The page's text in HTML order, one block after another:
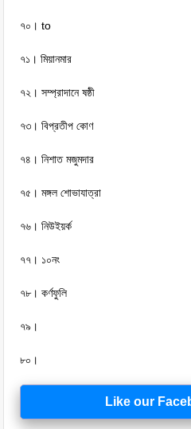
৭০। to
৭১। মিয়ানমার
৭২। সম্প্রাদানে ষষ্ঠী
৭৩। বিপ্রতীপ কোণ
৭৪। নিশাত মজুমদার
৭৫। মঙ্গল শোভাযাত্রা
৭৬। নিউইয়র্ক
৭৭। ১০নং
৭৮। কর্ণফুলি
৭৯।
৮০।
Like our